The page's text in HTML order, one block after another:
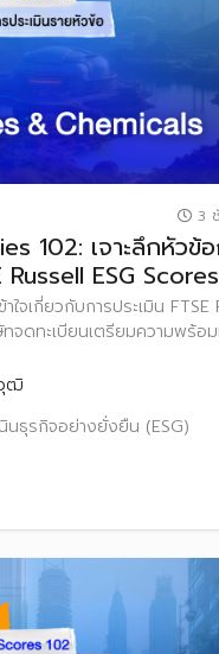
3
102: เจาะลึกหัวข้
Russell ESG
ใจเกี่ยวกับการประเมิน FTSE
จดทะเบียนเตรียมความพร้อ
ตั้งแต่ปี 2569 เป็นต้นไป
ฒิ
นธุรกิจอย่างยั่งยืน (ESG)